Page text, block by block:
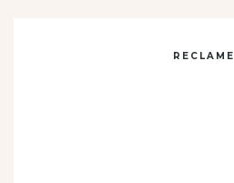
RECLAME